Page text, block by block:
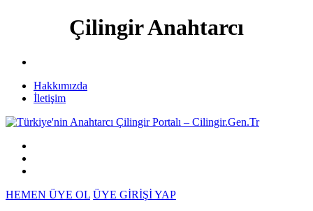
Çilingir Anahtarcı
Hakkımızda
İletişim
HEMEN ÜYE OL ÜYE GİRİŞİ YAP